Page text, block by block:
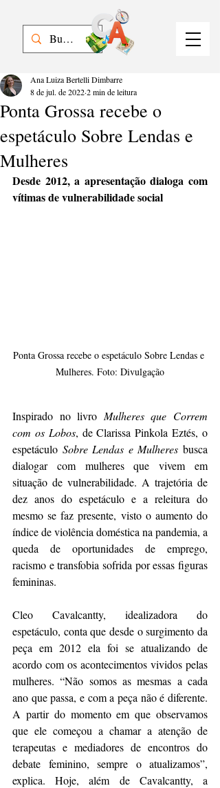
Ponta Grossa recebe o
espetáculo Sobre Lendas e
Mulheres
Ana Luiza Bertelli Dimbarre
8 de jul. de 20222 min de leitura
Desde 2012, a apresentação dialoga com
vítimas de vulnerabilidade social
Ponta Grossa recebe o espetáculo Sobre Lendas e
Mulheres. Foto: Divulgação
Inspirado no livro Mulheres que Correm
com os Lobos, de Clarissa Pinkola Eztés, o
espetáculo Sobre Lendas e Mulheres busca
dialogar com mulheres que vivem em
situação de vulnerabilidade. A trajetória de
dez anos do espetáculo e a releitura do
mesmo se faz presente, visto o aumento do
índice de violência doméstica na pandemia, a
queda de oportunidades de emprego,
racismo e transfobia sofrida por essas figuras
femininas.
Cleo Cavalcantty, idealizadora do
espetáculo, conta que desde o surgimento da
peça em 2012 ela foi se atualizando de
acordo com os acontecimentos vividos pelas
mulheres. “Não somos as mesmas a cada
ano que passa, e com a peça não é diferente.
A partir do momento em que observamos
que ele começou a chamar a atenção de
terapeutas e mediadores de encontros do
debate feminino, sempre o atualizamos”,
explica. Hoje, além de Cavalcantty, a